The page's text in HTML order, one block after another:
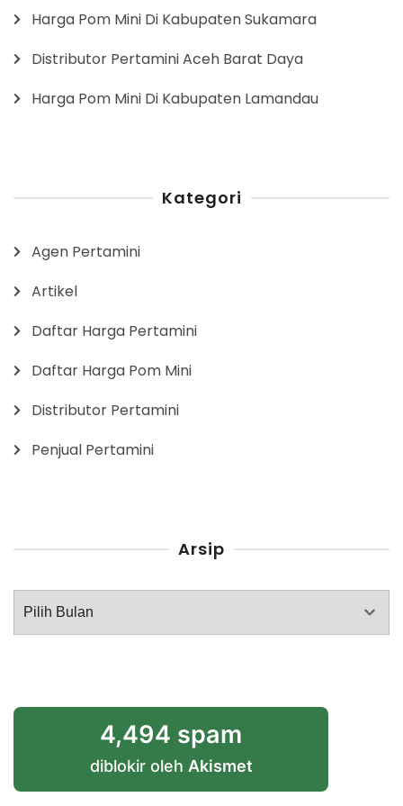
Harga Pom Mini Di Kabupaten Sukamara
Distributor Pertamini Aceh Barat Daya
Harga Pom Mini Di Kabupaten Lamandau
Kategori
Agen Pertamini
Artikel
Daftar Harga Pertamini
Daftar Harga Pom Mini
Distributor Pertamini
Penjual Pertamini
Arsip
Arsip
4,494 spam
diblokir oleh Akismet